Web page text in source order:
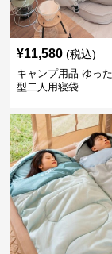
¥11,580 (税込)
キャンプ用品 ゆっ
型二人用寝袋